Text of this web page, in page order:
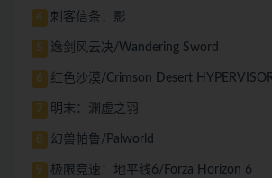
4 刺客信条：影
5 逸剑风云决/Wandering Sword
6 红色沙漠/Crimson Desert
7 明末：渊虚之羽
8 幻兽帕鲁/Palworld
9 极限竞速：地平线6/Forza Horizon 6